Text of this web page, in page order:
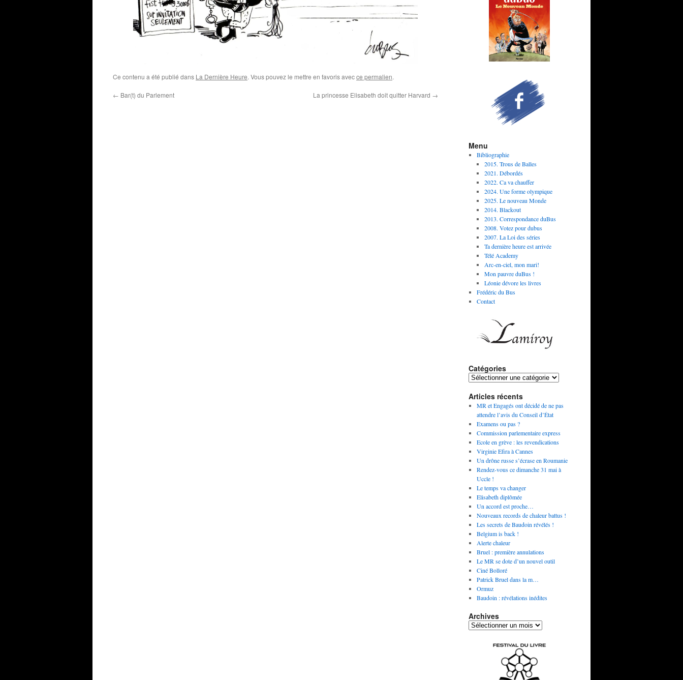
Ce contenu a été publié dans La Dernière Heure. Vous pouvez le mettre en favoris avecce permalien.
← Bar(t) du Parlement La princesse Elisabeth doit quitter Harvard →
Menu
Bibliographie
2015. Trous de Balles
2021. Débordés
2022. Ca va chauffer
2024. Une forme olympique
2025. Le nouveau Monde
2014. Blackout
2013. Correspondance duBus
2008. Votez pour dubus
2007. La Loi des séries
Ta dernière heure est arrivée
Télé Academy
Arc-en-ciel, mon mari!
Mon pauvre duBus !
Léonie dévore les livres
Frédéric du Bus
Contact
Catégories
Articles récents
MR et Engagés ont décidé de ne pas
attendre l’avis du Conseil d’État
Examens ou pas ?
Commission parlementaire express
Ecole en grève : les revendications
Virginie Efira à Cannes
Un drône russe s’écrase en Roumanie
Rendez-vous ce dimanche 31 mai à
Uccle !
Le temps va changer
Elisabeth diplômée
Un accord est proche…
Nouveaux records de chaleur battus !
Les secrets de Baudoin révélés !
Belgium is back !
Alerte chaleur
Bruel : première annulations
Le MR se dote d’un nouvel outil
Ciné Bolloré
Patrick Bruel dans la m…
Ormuz
Baudoin : révélations inédites
Archives